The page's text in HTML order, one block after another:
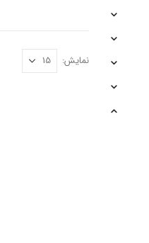
نمایش: